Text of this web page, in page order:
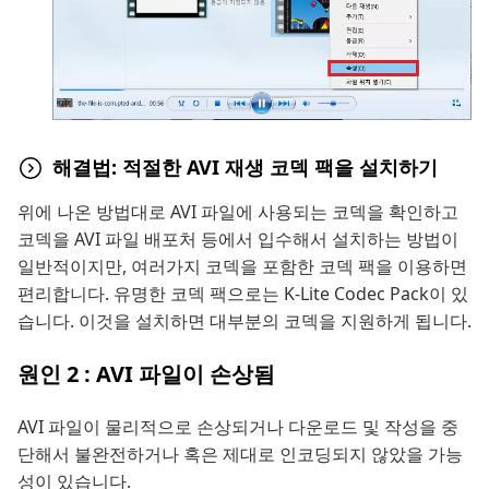
해결법: 적절한 AVI 재생 코덱 팩을 설치하기
위에 나온 방법대로 AVI 파일에 사용되는 코덱을 확인하고
코덱을 AVI 파일 배포처 등에서 입수해서 설치하는 방법이
일반적이지만, 여러가지 코덱을 포함한 코덱 팩을 이용하면
편리합니다. 유명한 코덱 팩으로는 K-Lite Codec Pack이 있
습니다. 이것을 설치하면 대부분의 코덱을 지원하게 됩니다.
원인 2 : AVI 파일이 손상됨
AVI 파일이 물리적으로 손상되거나 다운로드 및 작성을 중
단해서 불완전하거나 혹은 제대로 인코딩되지 않았을 가능
성이 있습니다.